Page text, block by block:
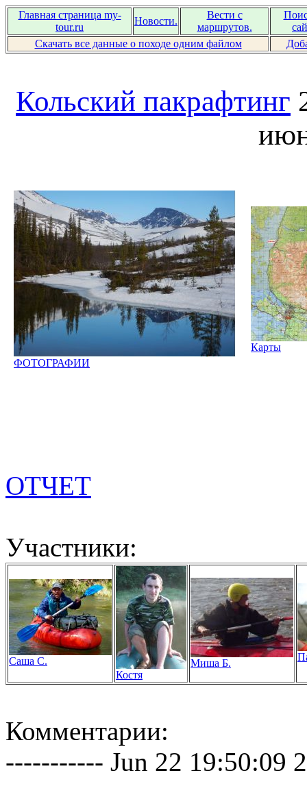
Главная страница my-
tour.ru
Новости.
Вести с
маршрутов.
Скачать все данные о походе одним файлом
Кольский пакрафтинг
ФОТОГРАФИИ
Карты
ОТЧЕТ
Участники:
Саша С.
Костя
Миша Б.
Комментарии:
----------- Jun 22 19:50:09